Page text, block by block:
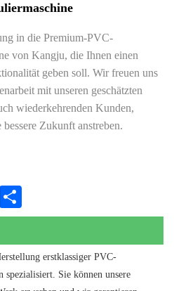
in die Premium-PVC-
von Kangju, die Ihnen einen
geben soll. Wir freuen uns
mit unseren geschätzten
wiederkehrenden Kunden,
Zukunft anstreben.
LinkedIn
erstklassiger PVC-
spezialisiert. Sie können unsere